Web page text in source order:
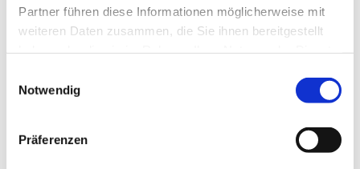
Partner führen diese Informationen möglicherweise mit
weiteren Daten zusammen, die Sie ihnen bereitgestellt
Notwendig
Präferenzen
Wir feiern Regionalgottesdienst. Unsere
Dorfkirche als Ort und die Predigt von Pfarrerin
uns unser evangelisch-Sein bewusst machen.